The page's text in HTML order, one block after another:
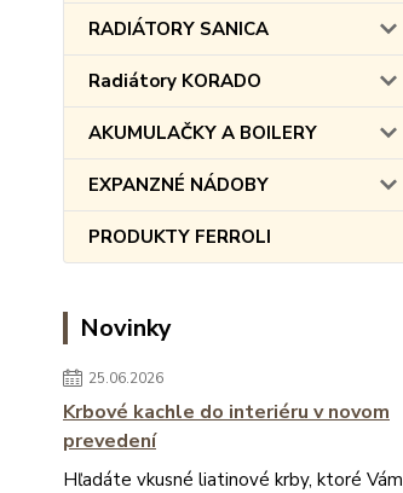
RADIÁTORY SANICA
Radiátory KORADO
AKUMULAČKY A BOILERY
EXPANZNÉ NÁDOBY
PRODUKTY FERROLI
Novinky
25.06.2026
Krbové kachle do interiéru v novom
prevedení
Hľadáte vkusné liatinové krby, ktoré Vám